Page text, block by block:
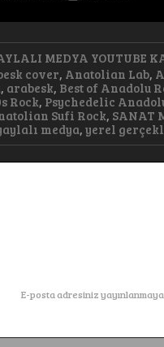
MEDYA YOUTUBE
cover, Anatolian Lab,
, arabesk, Best of Anadolu
Rock, Psychedelic
Sufi Rock, SANAT
medya, yerel
E-posta adresiniz